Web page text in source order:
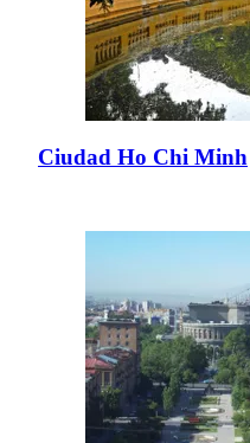
Ciudad Ho Chi Minh